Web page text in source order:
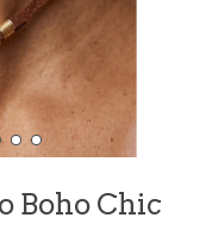
Boho Chic